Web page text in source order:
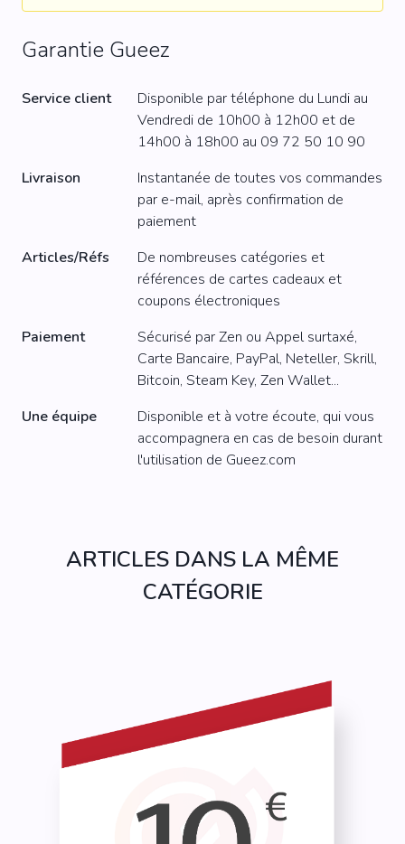
Garantie Gueez
Service client
Disponible par téléphone du Lundi au
Vendredi de 10h00 à 12h00 et de
14h00 à 18h00 au 09 72 50 10 90
Livraison
Instantanée de toutes vos commandes
par e-mail, après confirmation de
paiement
Articles/Réfs
De nombreuses catégories et
références de cartes cadeaux et
coupons électroniques
Paiement
Sécurisé par Zen ou Appel surtaxé,
Carte Bancaire, PayPal, Neteller, Skrill,
Bitcoin, Steam Key, Zen Wallet...
Une équipe
Disponible et à votre écoute, qui vous
accompagnera en cas de besoin durant
l'utilisation de Gueez.com
ARTICLES DANS LA MÊME
CATÉGORIE